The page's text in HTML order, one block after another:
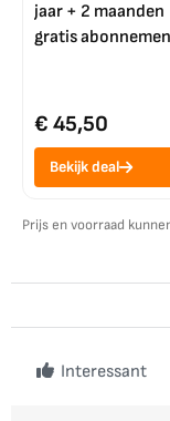
jaar + 2 maanden
gratis
€ 45,50
Bekijk deal
Prijs en voorraad
Interessant